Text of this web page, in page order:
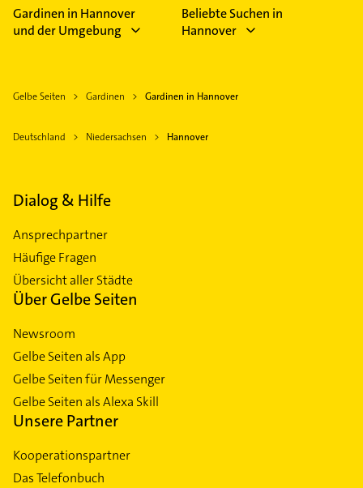
Gardinen in Hannover
und der Umgebung
Beliebte Suchen in
Hannover
Gelbe Seiten Gardinen Gardinen in Hannover
Deutschland Niedersachsen Hannover
Dialog & Hilfe
Ansprechpartner
Häufige Fragen
Übersicht aller Städte
Über Gelbe Seiten
Newsroom
Gelbe Seiten als App
Gelbe Seiten für Messenger
Gelbe Seiten als Alexa Skill
Unsere Partner
Kooperationspartner
Das Telefonbuch